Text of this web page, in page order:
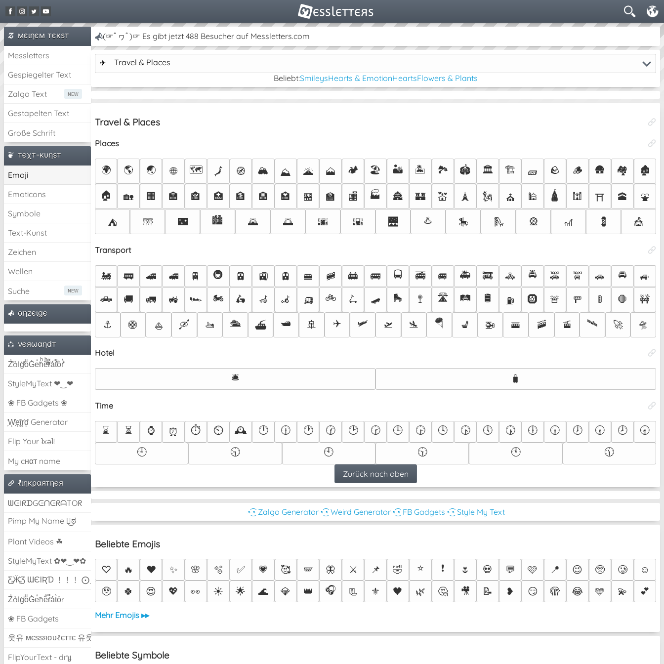
мєιηєм тєкѕт
Messletters
Gespiegelter Text
Zalgo Text
Gestapelten Text
Große Schrift
тєχт-кυηѕт
Emoji
Emoticons
Symbole
Text-Kunst
Zeichen
Wellen
Suche
αηzєιgє
νєяωαηdт
Z̾̽ảlg̀͐ͭ̽oͧG̀e̒̃nͪȅͪͫ̏̐r͌̑á͑t͌̑͛o̊r̓̐
StyleMyText ❤‿❤
❀ FB Gadgets ❀
͕͗W͕͕͗͗e͕͕͗͗i͕͕͗͗r͕͗d͕͗ Generator
Flip Your ʇxəʇ!
My cнαт name
ℓιηкραятηєя
ᗯᕮIᖇᗪGᕮᑎᕮᖇᗩTOᖇ
Pimp My Name ಠ͜ಠ
Plant Videos ☘
StyleMyText ✿❤‿❤✿
Ƹ̵̡Ӝ̵̨̄Ʒ ƜЄƖƦƊ ﹗﹗﹗ ⨀_⨀
Z̾ảlg̀͐oͧG̀e̒̃nȅ̐r͌̑á͑t͛o̊r
❀ FB Gadgets
웃유 мєѕѕяσυℓєттє 유웃
FlipYourText - dıๅɟ
(☞ﾟヮﾟ)☞ Es gibt jetzt 488 Besucher auf Messletters.com
✈️
Travel & Places
Beliebt:SmileysHearts & EmotionHeartsFlowers & Plants
Travel & Places
Places
🌍 🌎 🌏 🌐 🗺️ 🗾 🧭 🏔️ ⛰️ 🌋 🗻 🏕️ 🏖️ 🏜️ 🏝️ 🏞️ 🏟️ 🏛️ 🏗️ 🧱 🪨 🪵 🛖 🏘️ 🏚️
🏠 🏡 🏢 🏣 🏤 🏥 🏦 🏨 🏩 🏪 🏫 🏬 🏭 🏯 🏰 💒 🗼 🗽 ⛪ 🕌 🛕 🕍 ⛩️ 🕋 ⛲
⛺ 🌁 🌃 🏙️ 🌄 🌅 🌆 🌇 🌉 ♨️ 🎠 🛝 🎡 🎢 💈 🎪
Transport
🚂 🚃 🚄 🚅 🚆 🚇 🚈 🚉 🚊 🚝 🚞 🚋 🚌 🚍 🚎 🚐 🚑 🚒 🚓 🚔 🚕 🚖 🚗 🚘
🚙
🛻
🚚 🚛 🚜 🏎️ 🏍️ 🛵 🦽 🦼 🛺 🚲 🛴 🛹 🛼 🚏 🛣️ 🛤️ 🛢️ ⛽ 🛞 🚨 🚥 🚦 🛑 🚧
⚓ 🛟 ⛵ 🛶 🚤 🛳️ ⛴️ 🛥️ 🚢 ✈️ 🛩️ 🛫 🛬 🪂 💺 🚁 🚟 🚠 🚡 🛰️ 🚀 🛸
Hotel
🛎️ 🧳
Time
⌛ ⏳ ⌚ ⏰ ⏱️ ⏲️ 🕰️ 🕛 🕧 🕐 🕜 🕑 🕝 🕒 🕞 🕓 🕟 🕔 🕠 🕕 🕡 🕖 🕢 🕗
🕣
🕘
🕤 🕙 🕥 🕚 🕦
Zurück nach oben
◔͜͡◔ Zalgo Generator ◔͜͡◔ Weird Generator ◔͜͡◔ FB Gadgets ◔͜͡◔ Style My Text
Beliebte Emojis
♡ 🔥 ❤️ ✨ 🌸 🫧 ✅ 💗 🥰 🪽 🦋 ⚔️ 📌 🤣 ⭐ ❗ 🌷 💀 💬 🩷 📍 😉 🥺 🥲
☺️
🥹
🍀 😍 💖 👀 ☀️ 🌟 🌊 💎 👑 🎧 📃 ⚜️ 🖤 🌿 🤔 🎥 📝 ❥ 😏 🫣 😂 🩵 💫 💕
Mehr Emojis ▸▸
Beliebte Symbole